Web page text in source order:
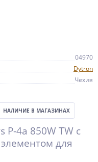
04970
Dytron
Чехия
НАЛИЧИЕ В МАГАЗИНАХ
P-4а 850W TW с
для